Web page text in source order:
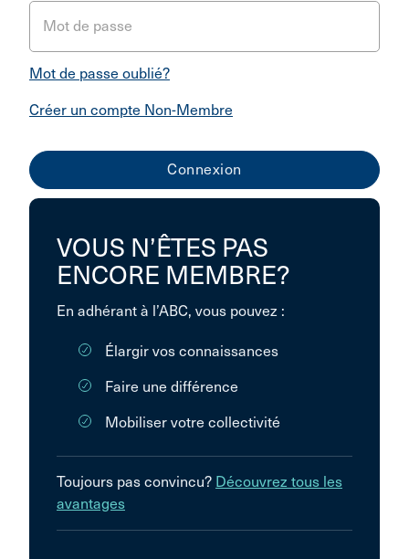
Mot de passe
Mot de passe oublié?
Créer un compte Non-Membre
VOUS N’ÊTES PAS
ENCORE MEMBRE?
En adhérant à l’ABC, vous pouvez :
Élargir vos connaissances
Faire une différence
Mobiliser votre collectivité
Toujours pas convincu? Découvrez tous les
avantages